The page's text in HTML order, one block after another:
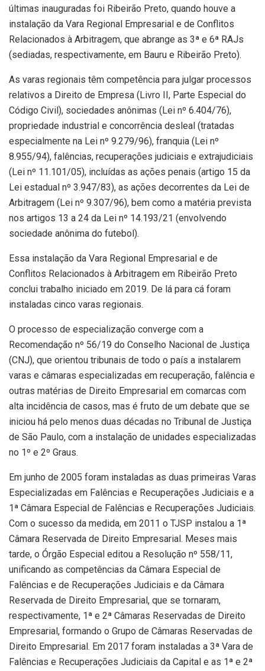
últimas inauguradas foi Ribeirão Preto, quando houve a
instalação da Vara Regional Empresarial e de Conflitos
Relacionados à Arbitragem, que abrange as 3ª e 6ª RAJs
(sediadas, respectivamente, em Bauru e Ribeirão Preto).
As varas regionais têm competência para julgar processos
relativos a Direito de Empresa (Livro II, Parte Especial do
Código Civil), sociedades anônimas (Lei nº 6.404/76),
propriedade industrial e concorrência desleal (tratadas
especialmente na Lei nº 9.279/96), franquia (Lei nº
8.955/94), falências, recuperações judiciais e extrajudiciais
(Lei nº 11.101/05), incluídas as ações penais (artigo 15 da
Lei estadual nº 3.947/83), as ações decorrentes da Lei de
Arbitragem (Lei nº 9.307/96), bem como a matéria prevista
nos artigos 13 a 24 da Lei nº 14.193/21 (envolvendo
sociedade anônima do futebol).
Essa instalação da Vara Regional Empresarial e de
Conflitos Relacionados à Arbitragem em Ribeirão Preto
conclui trabalho iniciado em 2019. De lá para cá foram
instaladas cinco varas regionais.
O processo de especialização converge com a
Recomendação nº 56/19 do Conselho Nacional de Justiça
(CNJ), que orientou tribunais de todo o país a instalarem
varas e câmaras especializadas em recuperação, falência e
outras matérias de Direito Empresarial em comarcas com
alta incidência de casos, mas é fruto de um debate que se
iniciou há pelo menos duas décadas no Tribunal de Justiça
de São Paulo, com a instalação de unidades especializadas
no 1º e 2º Graus.
Em junho de 2005 foram instaladas as duas primeiras Varas
Especializadas em Falências e Recuperações Judiciais e a
1ª Câmara Especial de Falências e Recuperações Judiciais.
Com o sucesso da medida, em 2011 o TJSP instalou a 1ª
Câmara Reservada de Direito Empresarial. Meses mais
tarde, o Órgão Especial editou a Resolução nº 558/11,
unificando as competências da Câmara Especial de
Falências e de Recuperações Judiciais e da Câmara
Reservada de Direito Empresarial, que se tornaram,
respectivamente, 1ª e 2ª Câmaras Reservadas de Direito
Empresarial, formando o Grupo de Câmaras Reservadas de
Direito Empresarial. Em 2017 foram instaladas a 3ª Vara de
Falências e Recuperações Judiciais da Capital e as 1ª e 2ª